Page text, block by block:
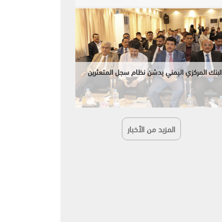
البنك المركزي اليمني يدشن نظام سجل المتعثرين
المزيد من الأخبار